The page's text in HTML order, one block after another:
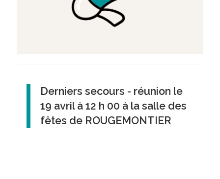
Derniers secours - réunion le
19 avril à 12 h 00 à la salle des
fêtes de ROUGEMONTIER